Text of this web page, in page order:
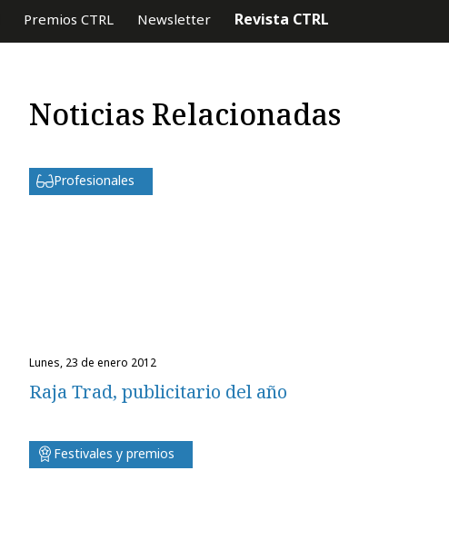
Premios CTRL Newsletter Revista CTRL
Noticias Relacionadas
Profesionales
lunes, 23 de enero 2012
Raja Trad, publicitario del año
Festivales y premios